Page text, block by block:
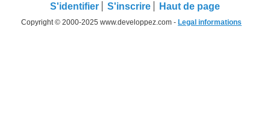
S'identifier S'inscrire Haut de page
Copyright © 2000-2025 www.developpez.com - Legal informations